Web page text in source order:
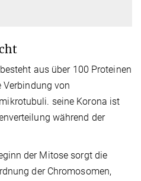
aus über 100 Proteinen
von
seine Korona ist
während der
der Mitose sorgt die
der Chromosomen,